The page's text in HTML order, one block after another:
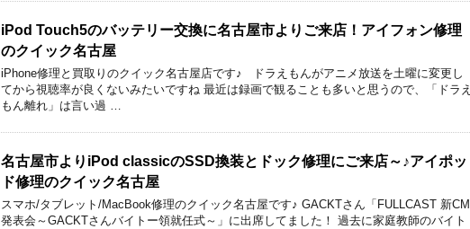
iPod Touch5のバッテリー交換に名古屋市よりご来店！アイフォン修理
のクイック名古屋
iPhone修理と買取りのクイック名古屋店です♪ ドラえもんがアニメ放送を土曜に変更し
てから視聴率が良くないみたいですね 最近は録画で観ることも多いと思うので、「ドラえ
もん離れ」は言い過 …
名古屋市よりiPod classicのSSD換装とドック修理にご来店～♪アイポッ
ド修理のクイック名古屋
スマホ/タブレット/MacBook修理のクイック名古屋です♪ GACKTさん「FULLCAST 新CM
発表会～GACKTさんバイトー領就任式～」に出席してました！ 過去に家庭教師のバイト